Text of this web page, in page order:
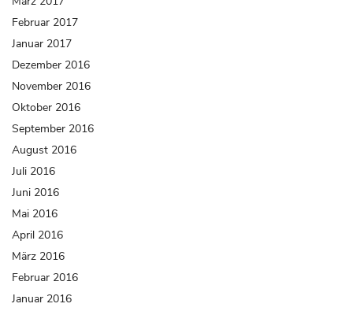
Februar 2017
Januar 2017
Dezember 2016
November 2016
Oktober 2016
September 2016
August 2016
Juli 2016
Juni 2016
Mai 2016
April 2016
März 2016
Februar 2016
Januar 2016